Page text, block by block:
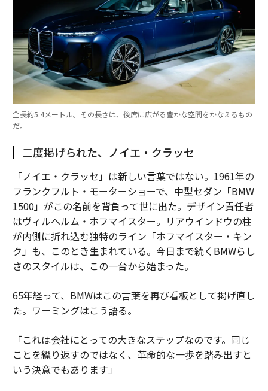
全長約5.4メートル。その長さは、後席に広がる豊かな空間をかなえるもの
だ。
二度掲げられた、ノイエ・クラッセ
「ノイエ・クラッセ」は新しい言葉ではない。1961年の
フランクフルト・モーターショーで、中型セダン「BMW
1500」がこの名前を背負って世に出た。デザイン責任者
はヴィルヘルム・ホフマイスター。リアウインドウの柱
が内側に折れ込む独特のライン「ホフマイスター・キン
ク」も、このとき生まれている。今日まで続くBMWらし
さのスタイルは、この一台から始まった。
65年経って、BMWはこの言葉を再び看板として掲げ直し
た。ワーミングはこう語る。
「これは会社にとっての大きなステップなのです。同じ
ことを繰り返すのではなく、革命的な一歩を踏み出すと
いう決意でもあります」